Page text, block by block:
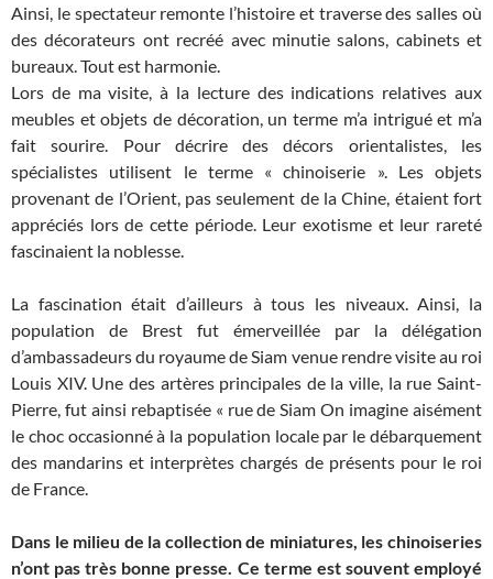
Ainsi, le spectateur remonte l’histoire et traverse des salles où
des décorateurs ont recréé avec minutie salons, cabinets et
bureaux. Tout est harmonie.
Lors de ma visite, à la lecture des indications relatives aux
meubles et objets de décoration, un terme m’a intrigué et m’a
fait sourire. Pour décrire des décors orientalistes, les
spécialistes utilisent le terme « chinoiserie ». Les objets
provenant de l’Orient, pas seulement de la Chine, étaient fort
appréciés lors de cette période. Leur exotisme et leur rareté
fascinaient la noblesse.
La fascination était d’ailleurs à tous les niveaux. Ainsi, la
population de Brest fut émerveillée par la délégation
d’ambassadeurs du royaume de Siam venue rendre visite au roi
Louis XIV. Une des artères principales de la ville, la rue Saint-
Pierre, fut ainsi rebaptisée « rue de Siam On imagine aisément
le choc occasionné à la population locale par le débarquement
des mandarins et interprètes chargés de présents pour le roi
de France.
Dans le milieu de la collection de miniatures, les chinoiseries
n’ont pas très bonne presse. Ce terme est souvent employé